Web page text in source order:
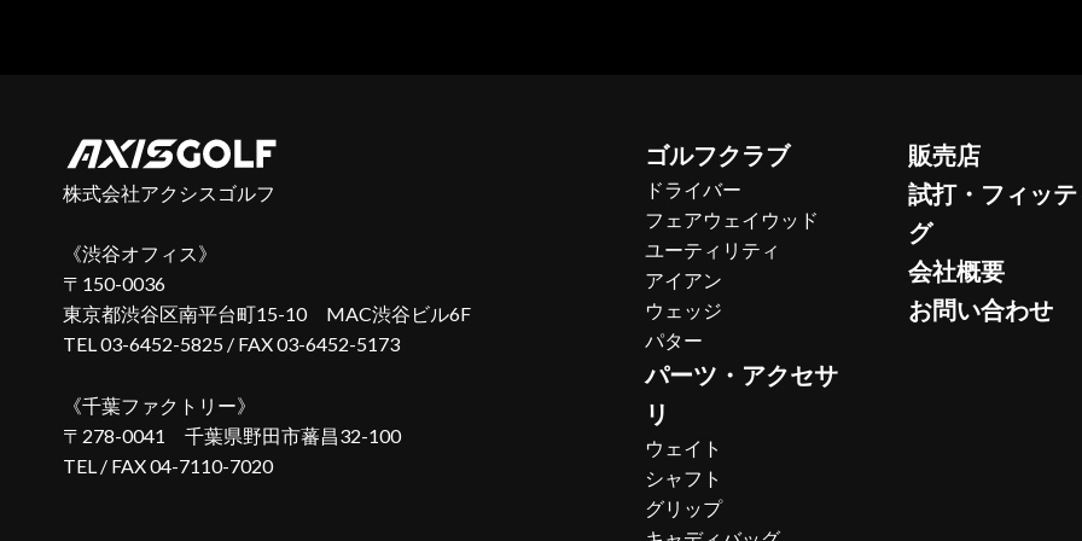
株式会社アクシスゴルフ
渋谷オフィス
〒150-0036
東京都渋谷区南平台町15-10 MAC渋谷ビル6F
TEL 03-6452-5825 / FAX 03-6452-5173
千葉ファクトリー
〒278-0041
千葉県野田市蕃昌32-100
TEL / FAX 04-7110-7020
ゴルフクラブ
ドライバー
フェアウェイウッド
ユーティリティ
アイアン
ウェッジ
パター
パーツ・アクセサ
リ
ウェイト
シャフト
グリップ
販売店
試打・フィッ
グ
会社概要
お問い合わせ